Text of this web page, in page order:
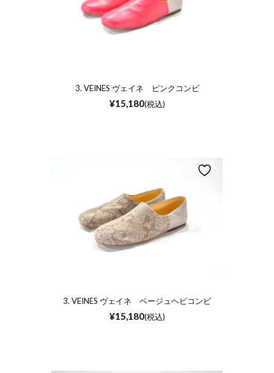
3. VEINES ヴェイネ ピンクコンビ
¥15,180(税込)
3. VEINES ヴェイネ ベージュヘビコンビ
¥15,180(税込)